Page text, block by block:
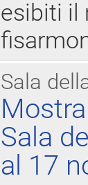
esibiti il
Sala
Sala
al 17